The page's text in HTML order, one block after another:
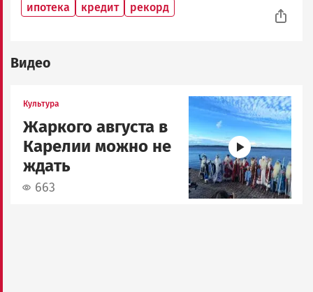
ипотека
кредит рекорд
Видео
Культура
Жаркого августа в
Карелии можно не
ждать
663
Image